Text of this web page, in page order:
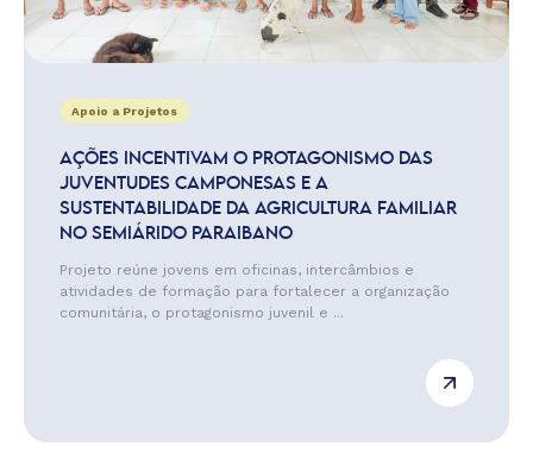
Apoio a Projetos
AÇÕES INCENTIVAM O PROTAGONISMO DAS
JUVENTUDES CAMPONESAS E A
SUSTENTABILIDADE DA AGRICULTURA FAMILIAR
NO SEMIÁRIDO PARAIBANO
Projeto reúne jovens em oficinas, intercâmbios e
atividades de formação para fortalecer a organização
comunitária, o protagonismo juvenil e ...